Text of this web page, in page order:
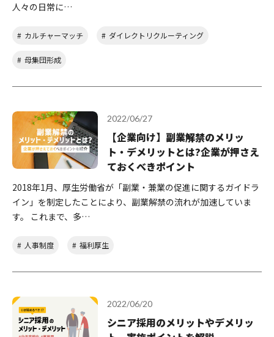
人々の日常に…
カルチャーマッチ ダイレクトリクルーティング
母集団形成
2022/06/27
【企業向け】副業解禁のメリッ
ト・デメリットとは?企業が押さえ
ておくべきポイント
2018年1月、厚生労働省が「副業・兼業の促進に関するガイドラ
イン」を制定したことにより、副業解禁の流れが加速していま
す。 これまで、多…
人事制度 福利厚生
2022/06/20
シニア採用のメリットやデメリッ